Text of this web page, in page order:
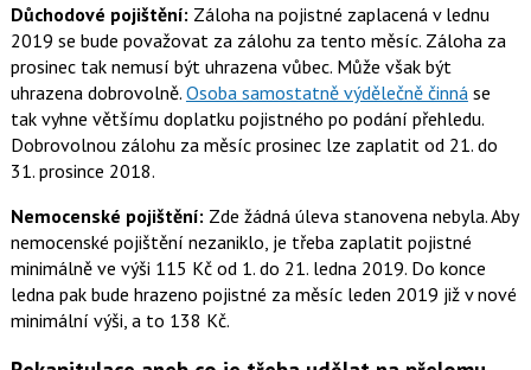
Důchodové pojištění: Záloha na pojistné zaplacená v lednu
2019 se bude považovat za zálohu za tento měsíc. Záloha za
prosinec tak nemusí být uhrazena vůbec. Může však být
uhrazena dobrovolně. Osoba samostatně výdělečně činná se
tak vyhne většímu doplatku pojistného po podání přehledu.
Dobrovolnou zálohu za měsíc prosinec lze zaplatit od 21. do
31. prosince 2018.
Nemocenské pojištění: Zde žádná úleva stanovena nebyla. Aby
nemocenské pojištění nezaniklo, je třeba zaplatit pojistné
minimálně ve výši 115 Kč od 1. do 21. ledna 2019. Do konce
ledna pak bude hrazeno pojistné za měsíc leden 2019 již v nové
minimální výši, a to 138 Kč.